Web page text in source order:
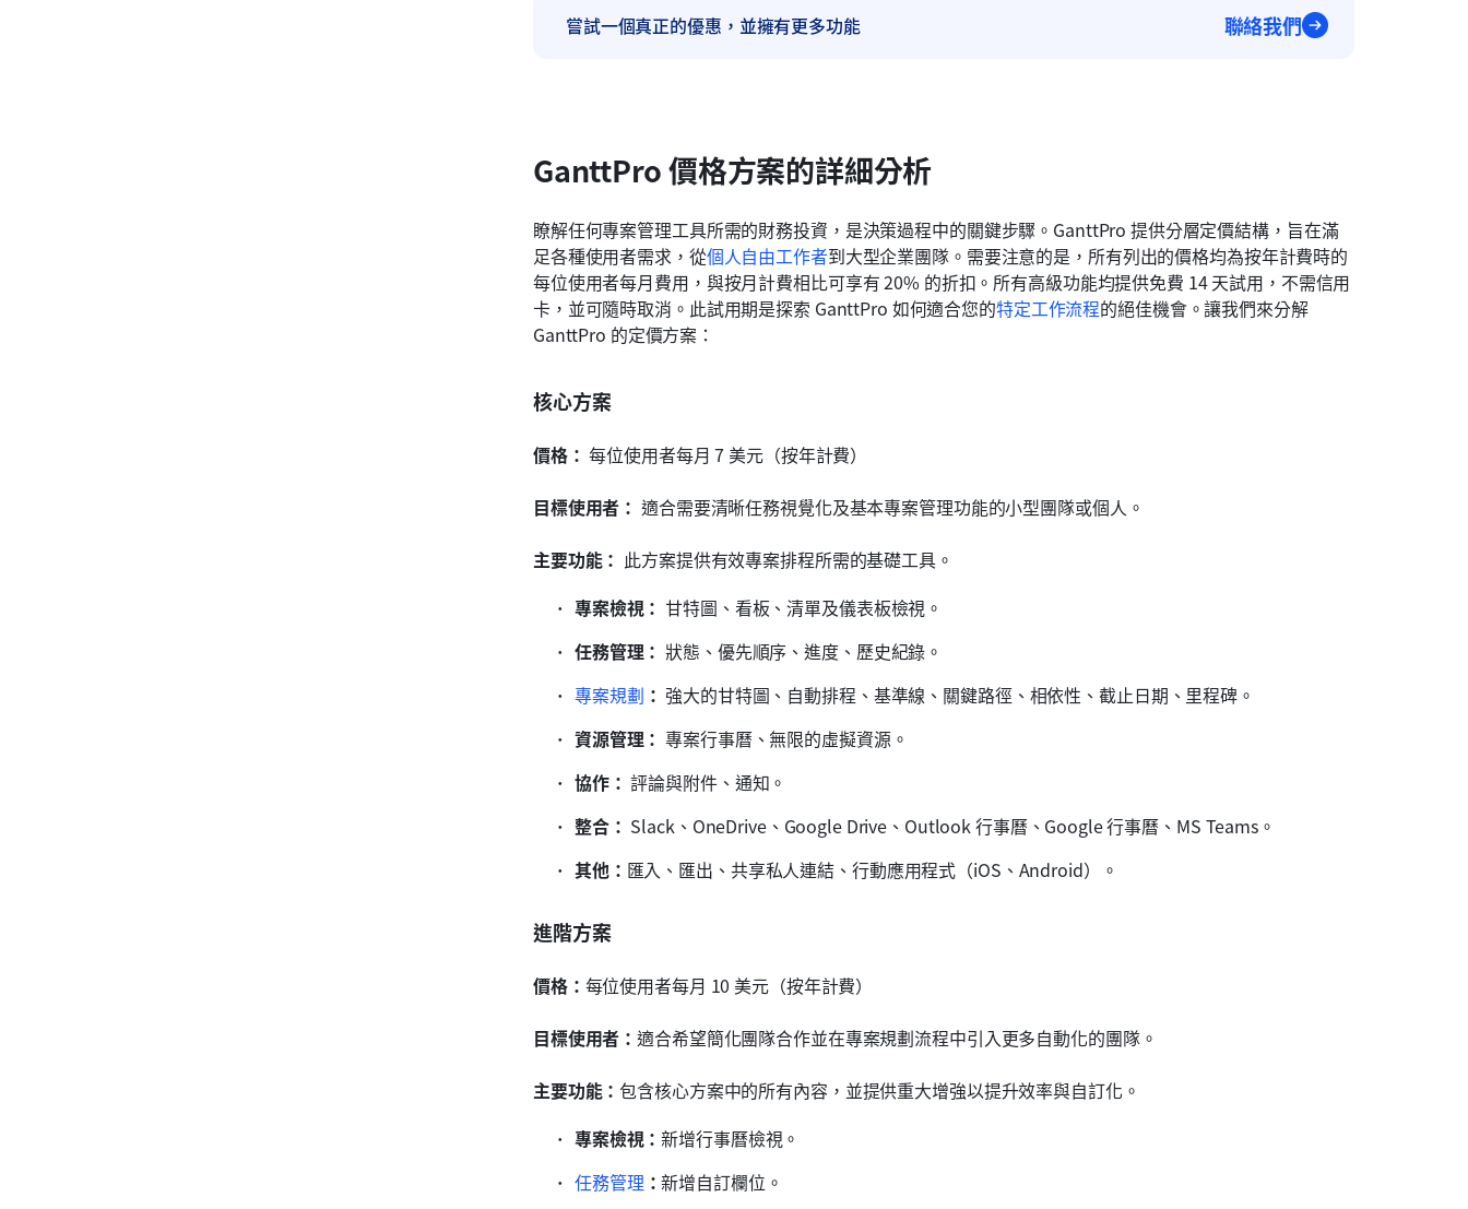
嘗試一個真正的優惠，並擁有更多功能 聯絡我們
GanttPro 價格方案的詳細分析
瞭解任何專案管理工具所需的財務投資，是決策過程中的關鍵步驟。GanttPro 提供分層定價結構，旨在滿
足各種使用者需求，從個人自由工作者到大型企業團隊。需要注意的是，所有列出的價格均為按年計費時的
每位使用者每月費用，與按月計費相比可享有 20% 的折扣。所有高級功能均提供免費 14 天試用，不需信用
卡，並可隨時取消。此試用期是探索 GanttPro 如何適合您的特定工作流程的絕佳機會。讓我們來分解
GanttPro 的定價方案：
核心方案
價格： 每位使用者每月 7 美元（按年計費）
目標使用者： 適合需要清晰任務視覺化及基本專案管理功能的小型團隊或個人。
主要功能： 此方案提供有效專案排程所需的基礎工具。
專案檢視： 甘特圖、看板、清單及儀表板檢視。
任務管理： 狀態、優先順序、進度、歷史紀錄。
專案規劃 ： 強大的甘特圖、自動排程、基準線、關鍵路徑、相依性、截止日期、里程碑。
資源管理： 專案行事曆、無限的虛擬資源。
協作： 評論與附件、通知。
整合： Slack、OneDrive、Google Drive、Outlook 行事曆、Google 行事曆、MS Teams。
其他： 匯入、匯出、共享私人連結、行動應用程式（iOS、Android）。
進階方案
價格： 每位使用者每月 10 美元（按年計費）
目標使用者：適合希望簡化團隊合作並在專案規劃流程中引入更多自動化的團隊。
主要功能：包含核心方案中的所有內容，並提供重大增強以提升效率與自訂化。
專案檢視：新增行事曆檢視。
任務管理 ：新增自訂欄位。